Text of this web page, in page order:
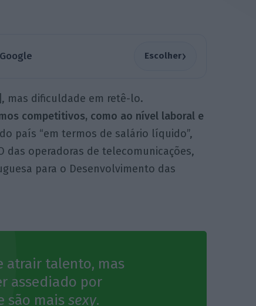
Escolher›
mas dificuldade em retê-lo.
competitivos, como ao nível laboral e
país “em termos de salário líquido”,
das operadoras de telecomunicações,
para o Desenvolvimento das
atrair talento, mas
assediado por
são maissexy.